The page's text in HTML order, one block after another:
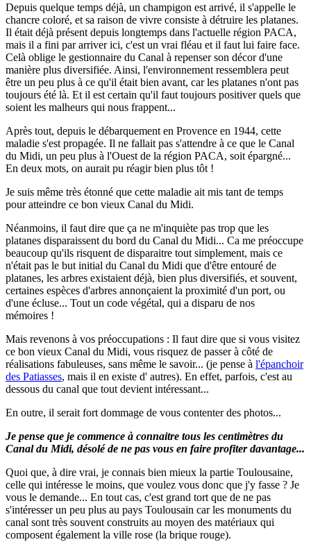
Depuis quelque temps déjà, un champigon est arrivé, il s'appelle le
chancre coloré, et sa raison de vivre consiste à détruire les platanes.
Il était déjà présent depuis longtemps dans l'actuelle région PACA,
mais il a fini par arriver ici, c'est un vrai fléau et il faut lui faire face.
Celà oblige le gestionnaire du Canal à repenser son décor d'une
manière plus diversifiée. Ainsi, l'environnement ressemblera peut
être un peu plus à ce qu'il était bien avant, car les platanes n'ont pas
toujours été là. Et il est certain qu'il faut toujours positiver quels que
soient les malheurs qui nous frappent...
Après tout, depuis le débarquement en Provence en 1944, cette
maladie s'est propagée. Il ne fallait pas s'attendre à ce que le Canal
du Midi, un peu plus à l'Ouest de la région PACA, soit épargné...
En deux mots, on aurait pu réagir bien plus tôt !
Je suis même très étonné que cette maladie ait mis tant de temps
pour atteindre ce bon vieux Canal du Midi.
Néanmoins, il faut dire que ça ne m'inquiète pas trop que les
platanes disparaissent du bord du Canal du Midi... Ca me préoccupe
beaucoup qu'ils risquent de disparaitre tout simplement, mais ce
n'était pas le but initial du Canal du Midi que d'être entouré de
platanes, les arbres existaient déjà, bien plus diversifiés, et souvent,
certaines espèces d'arbres annonçaient la proximité d'un port, ou
d'une écluse... Tout un code végétal, qui a disparu de nos
mémoires !
Mais revenons à vos préoccupations : Il faut dire que si vous visitez
ce bon vieux Canal du Midi, vous risquez de passer à côté de
réalisations fabuleuses, sans même le savoir... (je pense à l'épanchoir
des Patiasses, mais il en existe d' autres). En effet, parfois, c'est au
dessous du canal que tout devient intéressant...
En outre, il serait fort dommage de vous contenter des photos...
Je pense que je commence à connaitre tous les centimètres du
Canal du Midi, désolé de ne pas vous en faire profiter davantage...
Quoi que, à dire vrai, je connais bien mieux la partie Toulousaine,
celle qui intéresse le moins, que voulez vous donc que j'y fasse ? Je
vous le demande... En tout cas, c'est grand tort que de ne pas
s'intéresser un peu plus au pays Toulousain car les monuments du
canal sont très souvent construits au moyen des matériaux qui
composent également la ville rose (la brique rouge).